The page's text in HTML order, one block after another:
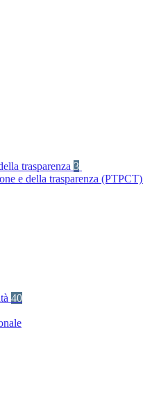
trasparenza 3
e della trasparenza (PTPCT)
40